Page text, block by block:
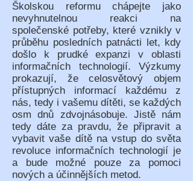
Školskou reformu chápejte jako
nevyhnutelnou reakci na
společenské potřeby, které vznikly v
průběhu posledních patnácti let, kdy
došlo k prudké expanzi v oblasti
informačních technologií. Výzkumy
prokazují, že celosvětový objem
přístupných informací každému z
nás, tedy i vašemu dítěti, se každých
osm dnů zdvojnásobuje. Jistě nám
tedy dáte za pravdu, že připravit a
vybavit vaše dítě na vstup do světa
revoluce informačních technologií je
a bude možné pouze za pomoci
nových a účinnějších metod.